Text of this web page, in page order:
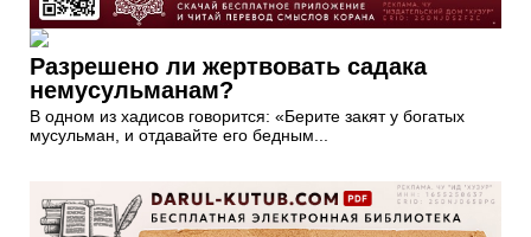
Разрешено ли жертвовать садака
немусульманам?
В одном из хадисов говорится: «Берите закят у богатых
мусульман, и отдавайте его бедным...